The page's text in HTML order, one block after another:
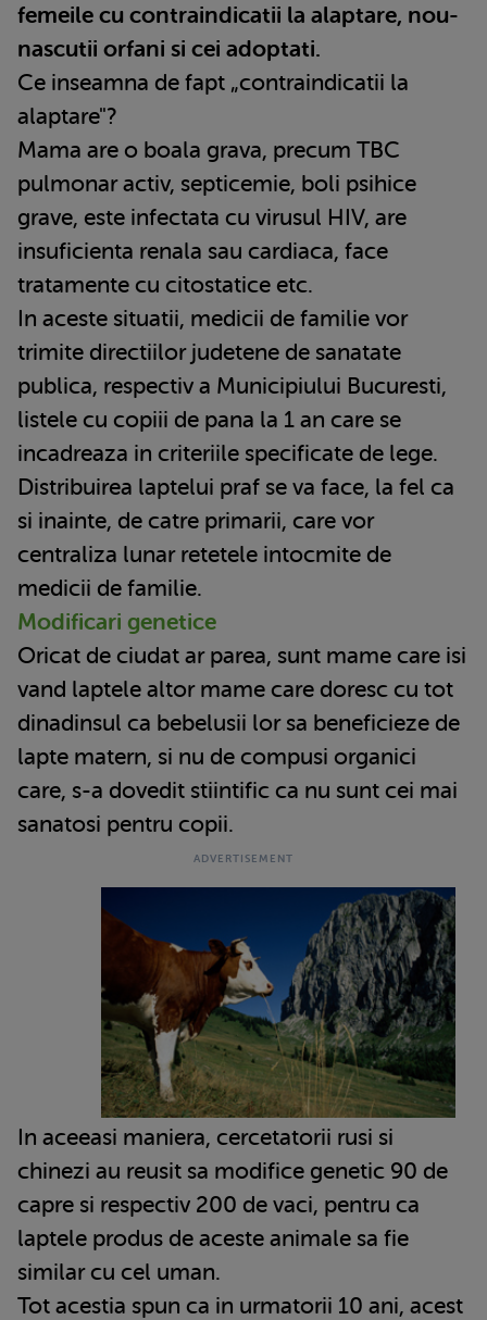
femeile cu contraindicatii la alaptare, nou-
nascutii orfani si cei adoptati.
Ce inseamna de fapt „contraindicatii la
alaptare"?
Mama are o boala grava, precum TBC
pulmonar activ, septicemie, boli psihice
grave, este infectata cu virusul HIV, are
insuficienta renala sau cardiaca, face
tratamente cu citostatice etc.
In aceste situatii, medicii de familie vor
trimite directiilor judetene de sanatate
publica, respectiv a Municipiului Bucuresti,
listele cu copiii de pana la 1 an care se
incadreaza in criteriile specificate de lege.
Distribuirea laptelui praf se va face, la fel ca
si inainte, de catre primarii, care vor
centraliza lunar retetele intocmite de
medicii de familie.
Modificari genetice
Oricat de ciudat ar parea, sunt mame care isi
vand laptele altor mame care doresc cu tot
dinadinsul ca bebelusii lor sa beneficieze de
lapte matern, si nu de compusi organici
care, s-a dovedit stiintific ca nu sunt cei mai
sanatosi pentru copii.
In aceeasi maniera, cercetatorii rusi si
chinezi au reusit sa modifice genetic 90 de
capre si respectiv 200 de vaci, pentru ca
laptele produs de aceste animale sa fie
similar cu cel uman.
Tot acestia spun ca in urmatorii 10 ani, acest